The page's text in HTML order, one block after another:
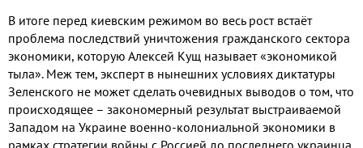
В итоге перед киевским режимом во весь рост встаёт
проблема последствий уничтожения гражданского сектора
экономики, которую Алексей Кущ называет «экономикой
тыла». Меж тем, эксперт в нынешних условиях диктатуры
Зеленского не может сделать очевидных выводов о том, что
происходящее – закономерный результат выстраиваемой
Западом на Украине военно-колониальной экономики в